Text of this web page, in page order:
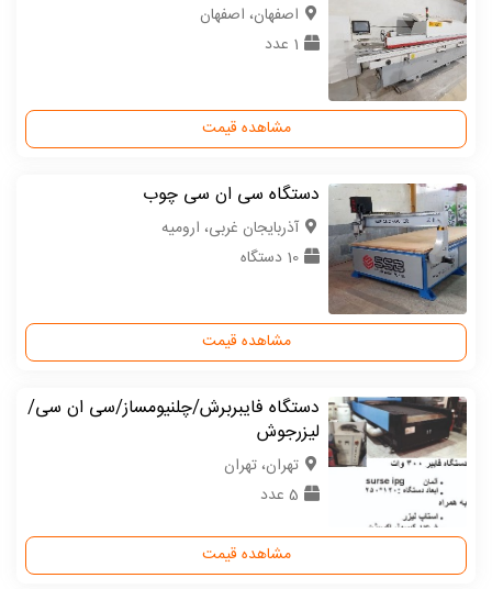
اصفهان، اصفهان
1 عدد
مشاهده قیمت
دستگاه سی ان سی چوب
آذربایجان غربی، ارومیه
10 دستگاه
مشاهده قیمت
دستگاه فایبربرش/چلنیومساز/سی ان سی/
لیزرجوش
تهران، تهران
5 عدد
مشاهده قیمت